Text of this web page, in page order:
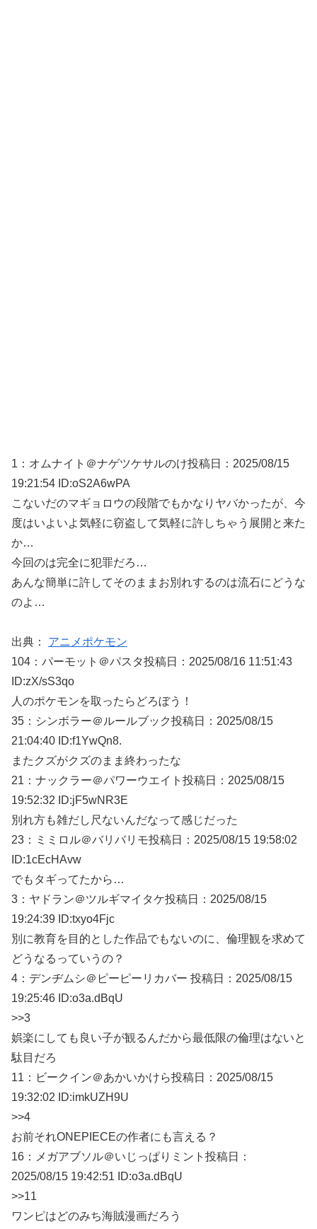
1： オムナイト＠ナゲツケサルのけ投稿日：2025/08/15
19:21:54 ID:oS2A6wPA
こないだのマギョロウの段階でもかなりヤバかったが、今
度はいよいよ気軽に窃盗して気軽に許しちゃう展開と来た
か…
今回のは完全に犯罪だろ…
あんな簡単に許してそのままお別れするのは流石にどうな
のよ…
出典： アニメポケモン
104： パーモット＠パスタ投稿日：2025/08/16 11:51:43
ID:zX/sS3qo
人のポケモンを取ったらどろぼう！
35： シンボラー＠ルールブック投稿日：2025/08/15
21:04:40 ID:f1YwQn8.
またクズがクズのまま終わったな
21： ナックラー＠パワーウエイト 投稿日：2025/08/15
19:52:32 ID:jF5wNR3E
別れ方も雑だし尺ないんだなって感じだった
23：
ミミロル＠バリバリモ投稿日：2025/08/15 19:58:02
ID:1cEcHAvw
でもタギってたから…
3： ヤドラン＠ツルギマイタケ投稿日：2025/08/15
19:24:39 ID:txyo4Fjc
別に教育を目的とした作品でもないのに、倫理観を求めて
どうなるっていうの？
4： デンヂムシ＠ピーピーリカバー 投稿日：2025/08/15
19:25:46 ID:o3a.dBqU
>>3
娯楽にしても良い子が観るんだから最低限の倫理はないと
駄目だろ
11： ビークイン＠あかいかけら投稿日：2025/08/15
19:32:02 ID:imkUZH9U
>>4
お前それONEPIECEの作者にも言える？
16：
メガアブソル＠いじっぱりミント 投稿日：
2025/08/15 19:42:51 ID:o3a.dBqU
>>11
ワンピはどのみち海賊漫画だろう